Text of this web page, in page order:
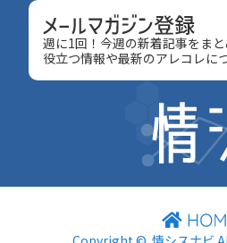
週に1回！今週の新着記事をま
役立つ情報や最新のアレコレに